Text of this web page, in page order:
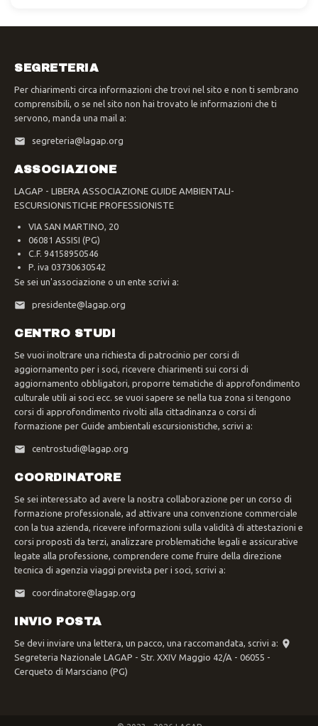
SEGRETERIA
Per chiarimenti circa informazioni che trovi nel sito e non ti sembrano
comprensibili, o se nel sito non hai trovato le informazioni che ti
servono, manda una mail a:
segreteria@lagap.org
ASSOCIAZIONE
LAGAP - LIBERA ASSOCIAZIONE GUIDE AMBIENTALI-
ESCURSIONISTICHE PROFESSIONISTE
VIA SAN MARTINO, 20
06081 ASSISI (PG)
C.F. 94158950546
P. iva 03730630542
Se sei un'associazione o un ente scrivi a:
presidente@lagap.org
CENTRO STUDI
Se vuoi inoltrare una richiesta di patrocinio per corsi di
aggiornamento per i soci, ricevere chiarimenti sui corsi di
aggiornamento obbligatori, proporre tematiche di approfondimento
culturale utili ai soci ecc. se vuoi sapere se nella tua zona si tengono
corsi di approfondimento rivolti alla cittadinanza o corsi di
formazione per Guide ambientali escursionistiche, scrivi a:
centrostudi@lagap.org
COORDINATORE
Se sei interessato ad avere la nostra collaborazione per un corso di
formazione professionale, ad attivare una convenzione commerciale
con la tua azienda, ricevere informazioni sulla validità di attestazioni e
corsi proposti da terzi, analizzare problematiche legali e assicurative
legate alla professione, comprendere come fruire della direzione
tecnica di agenzia viaggi prevista per i soci, scrivi a:
coordinatore@lagap.org
INVIO POSTA
Se devi inviare una lettera, un pacco, una raccomandata, scrivi a:
Segreteria Nazionale LAGAP - Str. XXIV Maggio 42/A - 06055 -
Cerqueto di Marsciano (PG)